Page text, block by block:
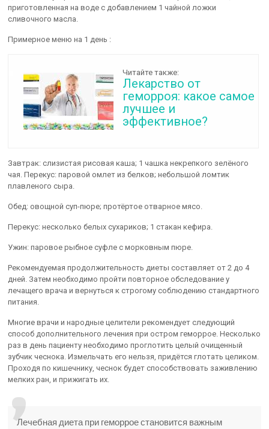
приготовленная на воде с добавлением 1 чайной ложки
сливочного масла.
Примерное меню на 1 день :
Читайте также:
Лекарство от
геморроя: какое самое
лучшее и
эффективное?
Завтрак: слизистая рисовая каша; 1 чашка некрепкого зелёного
чая. Перекус: паровой омлет из белков; небольшой ломтик
плавленого сыра.
Обед: овощной суп-пюре; протёртое отварное мясо.
Перекус: несколько белых сухариков; 1 стакан кефира.
Ужин: паровое рыбное суфле с морковным пюре.
Рекомендуемая продолжительность диеты составляет от 2 до 4
дней. Затем необходимо пройти повторное обследование у
лечащего врача и вернуться к строгому соблюдению стандартного
питания.
Многие врачи и народные целители рекомендует следующий
способ дополнительного лечения при остром геморрое. Несколько
раз в день пациенту необходимо проглотить целый очищенный
зубчик чеснока. Измельчать его нельзя, придётся глотать целиком.
Проходя по кишечнику, чеснок будет способствовать заживлению
мелких ран, и прижигать их.
Лечебная диета при геморрое становится важным